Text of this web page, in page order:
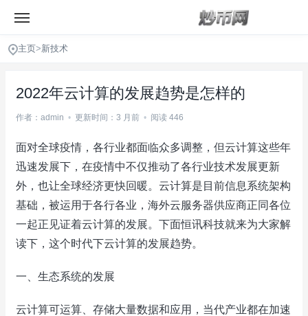
主页>新技术
2022年云计算的发展趋势是怎样的
作者：admin • 更新时间：3 月前 • 阅读 446
面对全球疫情，各行业都面临众多调整，但云计算这些年
迅速发展下，在疫情中不仅推动了各行业技术发展更新
外，也让全球经济更快回暖。云计算是目前信息系统架构
基础，被运用于各行各业，海外云服务器供应商正同各位
一起正见证着云计算的发展。下面恒讯科技就来为大家解
读下，这个时代下云计算的发展趋势。
一、生态系统的发展
云计算可运算、存储大量数据和应用，当代产业都在加速